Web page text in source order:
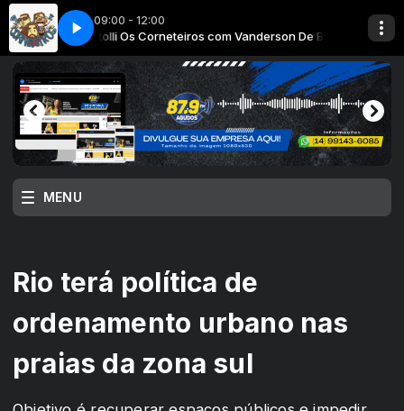
09:00 - 12:00
De Bortolli Os Corneteiros com Vanderson De Bortolli
Era Radio (youtube)HORIZONTE AZUL (Cover Trance Remix 2026) -
Viagem 87 com Alex Silva
MENU
Rio terá política de
ordenamento urbano nas
praias da zona sul